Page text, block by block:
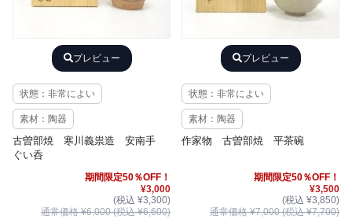
プレビュー
状態：非常によい
素材：陶器
古曽部焼 寒川義祟造 安南手
ぐい呑
期間限定50％OFF！
¥3,000
(税込 ¥3,300)
通常価格 ¥6,000 (税込 ¥6,600)
プレビュー
状態：非常によい
素材：陶器
作家物 古曽部焼 平茶碗
期間限定50％OFF！
¥3,500
(税込 ¥3,850)
通常価格 ¥7,000 (税込 ¥7,700)